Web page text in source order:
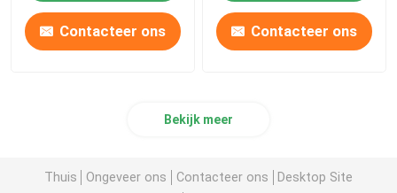
Contacteer ons Contacteer ons
Bekijk meer
Thuis Ongeveer ons Contacteer ons
Desktop Site